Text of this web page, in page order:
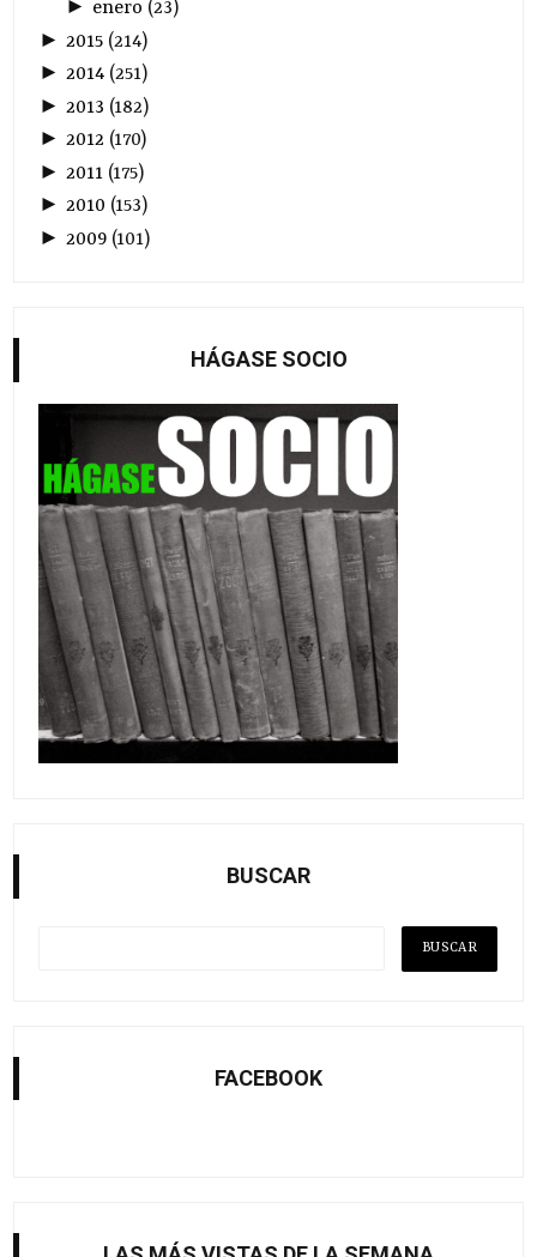
► enero (23)
► 2015 (214)
►2014 (251)
► 2013 (182)
►2012 (170)
► 2011 (175)
►2010 (153)
► 2009 (101)
HÁGASE SOCIO
BUSCAR
FACEBOOK